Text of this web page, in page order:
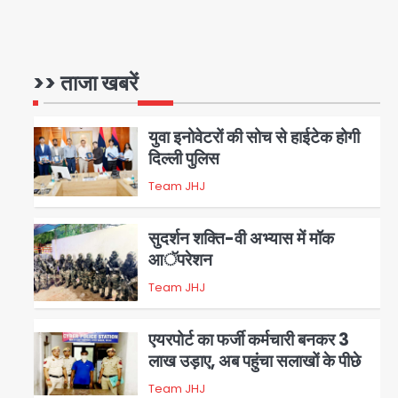
>> ताजा खबरें
1
2
युवा इनोवेटरों की सोच से हाईटेक होगी
दिल्ली पुलिस
Team JHJ
3
सुदर्शन शक्ति-वी अभ्यास में मॉक
आॅपरेशन
Team JHJ
एयरपोर्ट का फर्जी कर्मचारी बनकर 3
लाख उड़ाए, अब पहुंचा सलाखों के पीछे
Team JHJ